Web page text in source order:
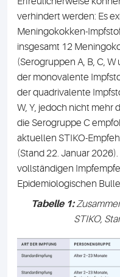
verhindert werden: Es
Meningokokken-
insgesamt 12
(Serogruppen A, B, C,
der monovalente
der quadrivalente
W, Y, jedoch nicht mehr
die Serogruppe C
aktuellen STIKO-
(Stand 22. Januar
vollständigen
Epidemiologischen
Tabelle 1:
STIKO,